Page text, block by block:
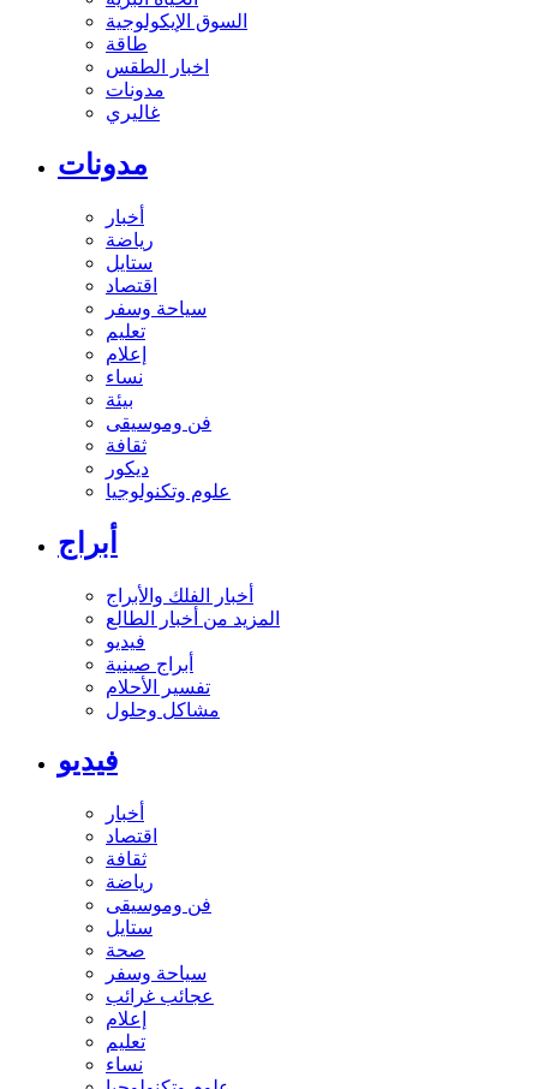
السوق الإيكولوجية
طاقة
اخبار الطقس
مدونات
غاليري
مدونات
أخبار
رياضة
ستايل
اقتصاد
سياحة وسفر
تعليم
إعلام
نساء
بيئة
فن وموسيقى
ثقافة
ديكور
علوم وتكنولوجيا
أبراج
أخبار الفلك والأبراج
المزيد من أخبار الطالع
فيديو
أبراج صينية
تفسير الأحلام
مشاكل وحلول
فيديو
أخبار
اقتصاد
ثقافة
رياضة
فن وموسيقى
ستايل
صحة
سياحة وسفر
عجائب غرائب
إعلام
تعليم
نساء